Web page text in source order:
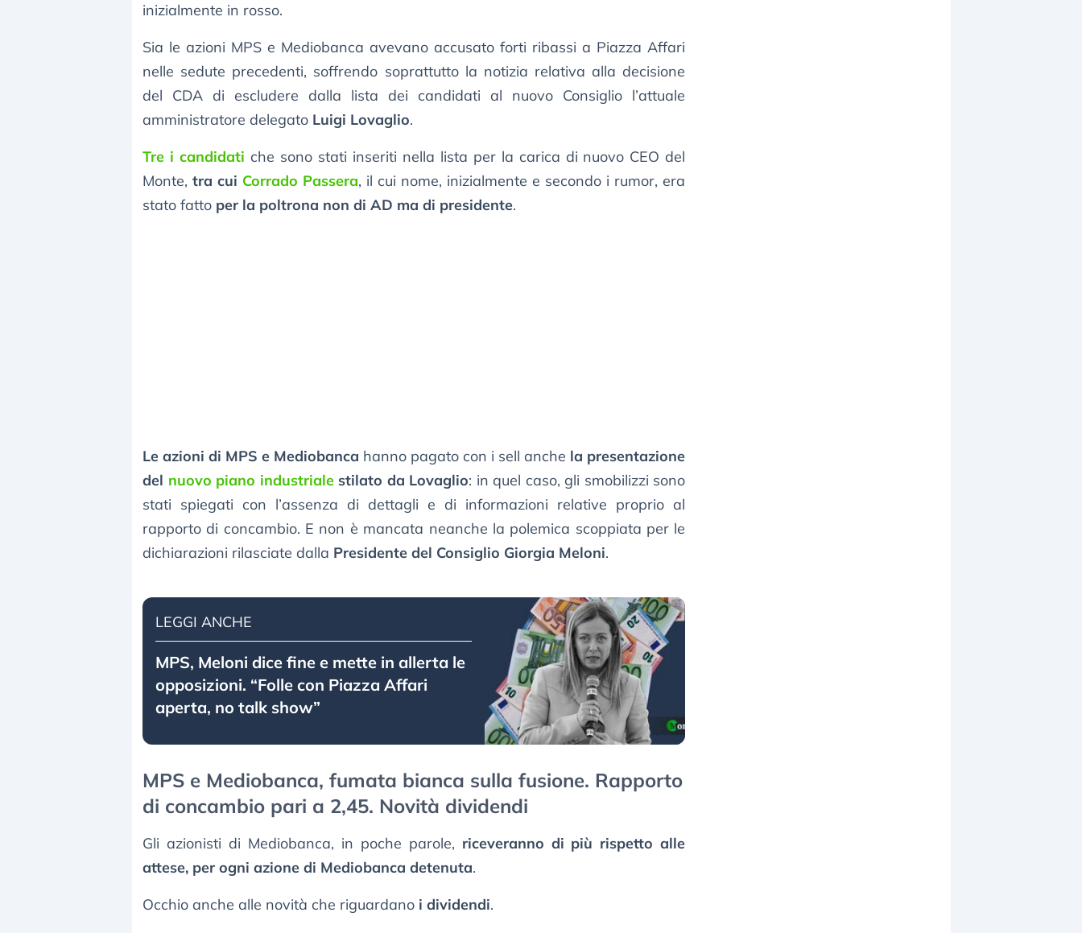
inizialmente in rosso.
Sia le azioni MPS e Mediobanca avevano accusato forti ribassi a Piazza Affari
nelle sedute precedenti, soffrendo soprattutto la notizia relativa alla decisione
del CDA di escludere dalla lista dei candidati al nuovo Consiglio l’attuale
amministratore delegato Luigi Lovaglio.
Tre i candidati che sono stati inseriti nella lista per la carica di nuovo CEO del
Monte,tra cui Corrado Passera, il cui nome, inizialmente e secondo i rumor, era
stato fatto per la poltrona non di AD ma di presidente.
Le azioni di MPS e Mediobanca hanno pagato con i sell anche la presentazione
del nuovo piano industrialestilato da Lovaglio: in quel caso, gli smobilizzi sono
stati spiegati con l’assenza di dettagli e di informazioni relative proprio al
rapporto di concambio. E non è mancata neanche la polemica scoppiata per le
dichiarazioni rilasciate dalla Presidente del Consiglio Giorgia Meloni.
LEGGI ANCHE
MPS, Meloni dice fine e mette in allerta le
opposizioni. “Folle con Piazza Affari
aperta, no talk show”
MPS e Mediobanca, fumata bianca sulla fusione. Rapporto
di concambio pari a 2,45. Novità dividendi
Gli azionisti di Mediobanca, in poche parole, riceveranno di più rispetto alle
attese, per ogni azione di Mediobanca detenuta.
Occhio anche alle novità che riguardano i dividendi.